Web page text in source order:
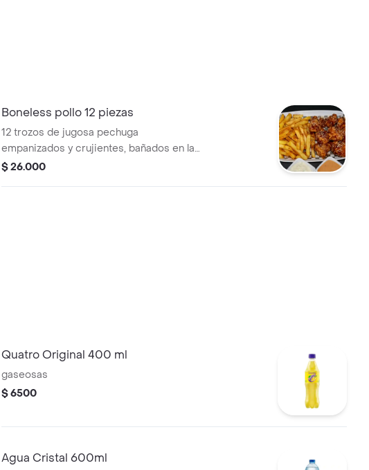
Boneless pollo 12 piezas
12 trozos de jugosa pechuga
empanizados y crujientes, bañados en la
salsa de tu elección. Acompañados de
$ 26.000
Quatro Original 400 ml
gaseosas
$ 6500
Agua Cristal 600ml